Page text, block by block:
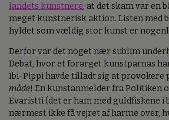
landets kunstnere, at det skam var en
meget kunstnerisk aktion. Listen med
hyldet som vældig stor kunst er
Derfor var det noget nær sublim
Debat, hvor et forarget kunstparnas
Ibi-Pippi havde tilladt sig at provokere
måde! En kunstanmelder fra Politiken
Evaristti (det er ham med guldfiskene i
nærmest ikke få vejret af harme over,